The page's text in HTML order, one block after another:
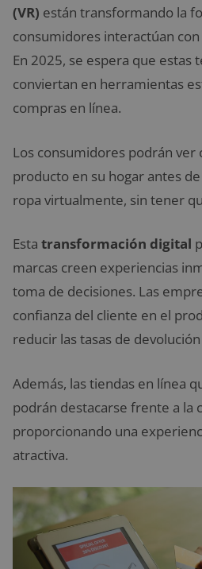
(VR) están transformando la
consumidores interactúan
En 2025, se espera que estas
conviertan en herramientas
compras en línea.
Los consumidores podrán ver
producto en su hogar antes
ropa virtualmente, sin tener
Esta transformación digital
marcas creen experiencias
toma de decisiones. Las
confianza del cliente en el
reducir las tasas de
Además, las tiendas en línea
podrán destacarse frente a la
proporcionando una
atractiva.